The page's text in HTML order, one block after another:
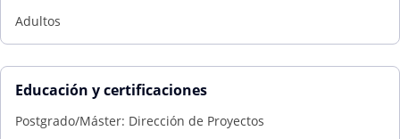
Adultos
Educación y certificaciones
Postgrado/Máster: Dirección de Proyectos